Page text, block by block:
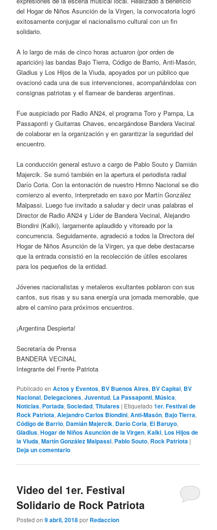
del Hogar de Niños Asunción de la Virgen, la convocatoria logró
exitosamente conjugar el nacionalismo cultural con un fin
solidario.
A lo largo de más de cinco horas actuaron (por orden de
aparición) las bandas Bajo Tierra, Código de Barrio, Anti-Masón,
Gladius y Los Hijos de la Viuda, apoyados por un público que
ovacionó cada una de sus intervenciones, acompañándolas con
consignas patriotas y el flamear de banderas argentinas.
Fue auspiciado por Radio AN24, el programa Toro y Pampa, La
Passaponti y Guitarras Chaves, encargándose Bandera Vecinal
de colaborar en la organización y en garantizar la seguridad del
encuentro.
La conducción general estuvo a cargo de Pablo Souto y Damián
Majercik. Se sumó también en la apertura el periodista radial
Darío Coria. Con la entonación de nuestro Himno Nacional se dio
comienzo al evento, interpretado en saxo por Martín González
Malpassi. Luego fue invitado a saludar y decir unas palabras el
Director de Radio AN24 y Líder de Bandera Vecinal, Alejandro
Biondini (Kalki), largamente aplaudido y vitoreado por la
concurrencia. Seguidamente, agradeció a todos la Directora del
Hogar de Niños Asunción de la Virgen, ya que debe destacarse
que la entrada consistió en la recolección de útiles escolares
para los pequeños de la entidad.
Jóvenes nacionalistas y metaleros exultantes poblaron con sus
cantos, sus risas y su sana energía una jornada memorable, que
abre el camino para próximos encuentros.
¡Argentina Despierta!
Secretaría de Prensa
BANDERA VECINAL
Integrante del Frente Patriota
Publicado en Actos y Eventos, BV Buenos Aires, BV Capital, BV
Nacional, Delegaciones,Juventud, La Passaponti,Música,
Noticias, Portada,Sociedad,Titulares | Etiquetado 1er. Festival de
Rock Patriota,Alejandro Carlos Biondini,Anti-Masón, Bajo Tierra,
Código de Barrio, Damián Majercik, Darío Coria, El Baruyo,
Gladius,Hogar de Niños Asunción de la Virgen,Kalki, Los Hijos de
la Viuda,Martín González Malpassi, Pablo Souto, Rock Patriota |
Deja un comentario
Video del 1er. Festival
Solidario de Rock Patriota
Posted on9 abril, 2018por Redaccion